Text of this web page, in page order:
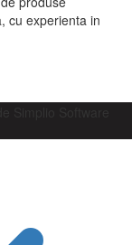
cu experienta in